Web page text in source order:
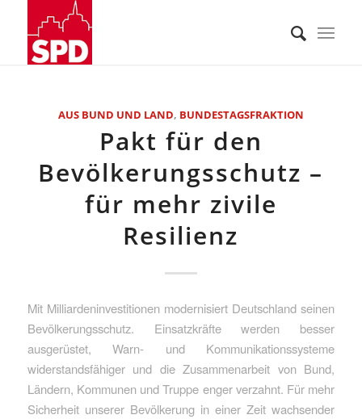
AUS BUND UND LAND, BUNDESTAGSFRAKTION
Pakt für den
Bevölkerungsschutz –
für mehr zivile
Resilienz
Mit Milliardeninvestitionen modernisiert Deutschland seinen
Bevölkerungsschutz. Einsatzkräfte werden besser
ausgerüstet, Warn- und Kommunikationssysteme
widerstandsfähiger und die Zusammenarbeit von Bund,
Ländern, Kommunen und Truppe enger verzahnt. Für mehr
Sicherheit unserer Bevölkerung in einer Zeit wachsender